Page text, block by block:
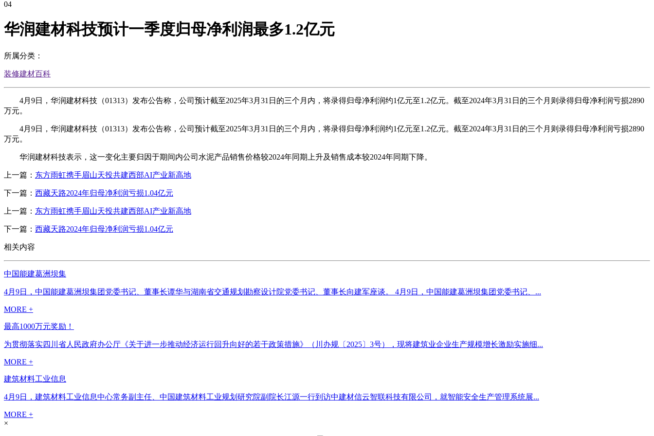
04
华润建材科技预计一季度归母净利润最多1.2亿元
所属分类：
装修建材百科
4月9日，华润建材科技（01313）发布公告称，公司预计截至2025年3月31日的三个月内，将录得归母净利润约1亿元至1.2亿元。截至2024年3月31日的三个月则录得归母净利润亏损2890
万元。
4月9日，华润建材科技（01313）发布公告称，公司预计截至2025年3月31日的三个月内，将录得归母净利润约1亿元至1.2亿元。截至2024年3月31日的三个月则录得归母净利润亏损2890
万元。
华润建材科技表示，这一变化主要归因于期间内公司水泥产品销售价格较2024年同期上升及销售成本较2024年同期下降。
上一篇： 东方雨虹携手眉山天投共建西部AI产业新高地
下一篇： 西藏天路2024年归母净利润亏损1.04亿元
上一篇： 东方雨虹携手眉山天投共建西部AI产业新高地
下一篇： 西藏天路2024年归母净利润亏损1.04亿元
相关内容
中国能建葛洲坝集
4月9日，中国能建葛洲坝集团党委书记、董事长谭华与湖南省交通规划勘察设计院党委书记、董事长向建军座谈。 4月9日，中国能建葛洲坝集团党委书记、...
MORE +
最高1000万元奖励！
为贯彻落实四川省人民政府办公厅《关于进一步推动经济运行回升向好的若干政策措施》（川办规〔2025〕3号），现将建筑业企业生产规模增长激励实施细...
MORE +
建筑材料工业信息
4月9日，建筑材料工业信息中心常务副主任、中国建筑材料工业规划研究院副院长江源一行到访中建材信云智联科技有限公司，就智能安全生产管理系统展...
MORE +
×